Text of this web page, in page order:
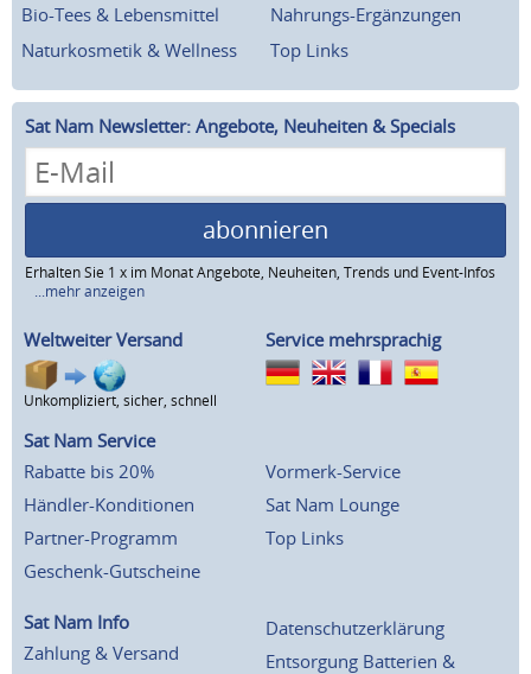
Bio-Tees & Lebensmittel
Nahrungs-Ergänzungen
Naturkosmetik & Wellness
Top Links
Sat Nam Newsletter: Angebote, Neuheiten & Specials
abonnieren
Erhalten Sie 1 x im Monat Angebote, Neuheiten, Trends und Event-Infos
...mehr anzeigen
Weltweiter Versand
Unkompliziert, sicher, schnell
Service mehrsprachig
Sat Nam Service
Rabatte bis 20%
Händler-Konditionen
Partner-Programm
Geschenk-Gutscheine
Vormerk-Service
Sat Nam Lounge
Top Links
Sat Nam Info
Zahlung & Versand
Datenschutzerklärung
Entsorgung Batterien &